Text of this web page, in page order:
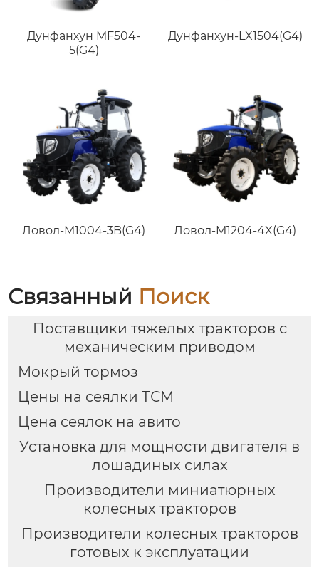
Дунфанхун MF504-
5(G4)
Дунфанхун-LX1504(G4)
Ловол-M1004-3B(G4) Ловол-M1204-4X(G4)
Связанный Поиск
Поставщики тяжелых тракторов с
механическим приводом
Мокрый тормоз
Цены на сеялки ТСМ
Цена сеялок на авито
Установка для мощности двигателя в
лошадиных силах
Производители миниатюрных
колесных тракторов
Производители колесных тракторов
готовых к эксплуатации